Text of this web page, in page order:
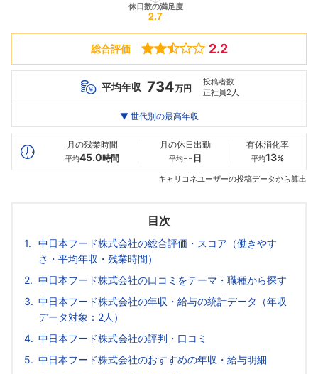
総合評価 2.2
平均年収 734万円
投稿者数
正社員2人
最高年収
20代
548万
30代
--万
920万
▼ 世代別の最高年収
月の残業時間
平均45.0時間
月の休日出勤
平均-- 日
有休消化率
平均13%
キャリコネユーザーの投稿データから算出
目次
中日本フード株式会社の総合評価・スコア（働きやす
さ・平均年収・残業時間）
中日本フード株式会社の口コミをテーマ・職種から探す
中日本フード株式会社の年収・給与の統計データ（年収
データ対象：2人）
中日本フード株式会社の評判・口コミ
中日本フード株式会社のおすすめの年収・給与明細